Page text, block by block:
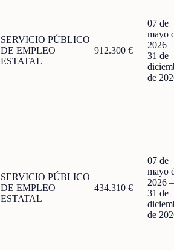
SERVICIO PÚBLICO
DE EMPLEO
ESTATAL
912.300 €
07 de
mayo
2026
31 de
de
SERVICIO PÚBLICO
DE EMPLEO
ESTATAL
434.310 €
07 de
mayo
2026
31 de
de